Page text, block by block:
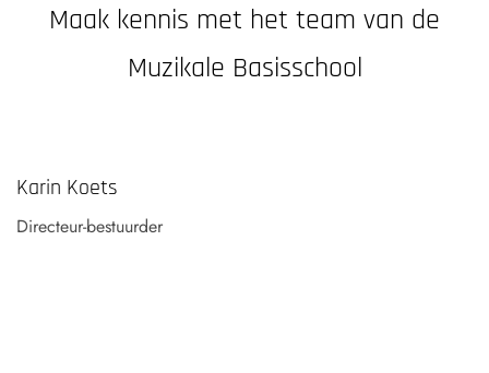
Maak kennis met het team van de
Muzikale Basisschool
Karin Koets
Directeur-bestuurder